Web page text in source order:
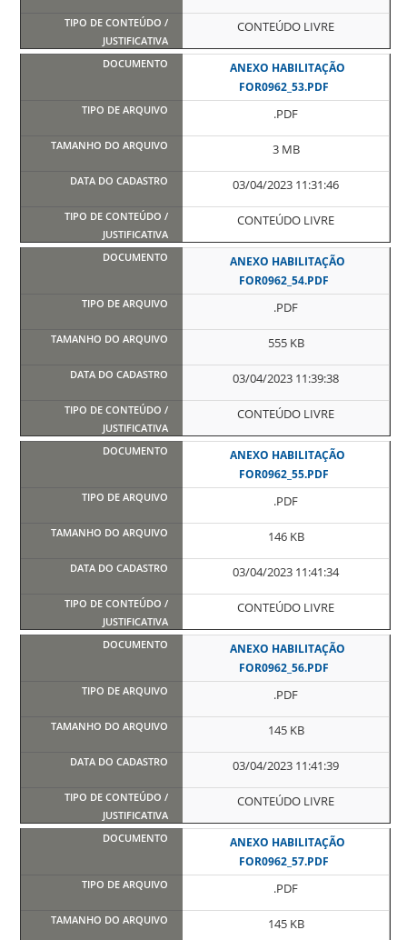
CONTEÚDO LIVRE
ANEXO HABILITAÇÃO
FOR0962_53.PDF
.PDF
3 MB
03/04/2023 11:31:46
CONTEÚDO LIVRE
ANEXO HABILITAÇÃO
FOR0962_54.PDF
.PDF
555 KB
03/04/2023 11:39:38
CONTEÚDO LIVRE
ANEXO HABILITAÇÃO
FOR0962_55.PDF
.PDF
146 KB
03/04/2023 11:41:34
CONTEÚDO LIVRE
ANEXO HABILITAÇÃO
FOR0962_56.PDF
.PDF
145 KB
03/04/2023 11:41:39
CONTEÚDO LIVRE
ANEXO HABILITAÇÃO
FOR0962_57.PDF
.PDF
145 KB